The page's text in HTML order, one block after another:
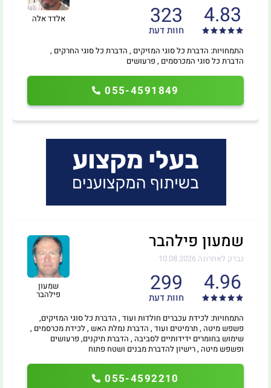
אלדד אלה 4.83
323
חוות דעת
055-4591849
התמחויות: הדברת כל סוגי המזיקים , הדברת כל סוגי החרקים ,
הדברת כל סוגי המכרסמים , פרעושים
שמעון
פילהבר
שמעון פילהבר
נבדק לאחרונה 10.08.2026
4.96
299
חוות דעת
055-4592210
התמחויות: לכידת עכברים חולדות ועוד , הדברת כל סוגי המזיקים,
פשפש מיטה , תרמיטים ועוד , הדברת נמלת האש , לכידת מכרסמים ,
שימוש בחומרים ידידותיים לסביבה , הדברת תיקנים, פרעושים
ופשפש מיטה , רישיון להדברת מבנים ושטח פתוח